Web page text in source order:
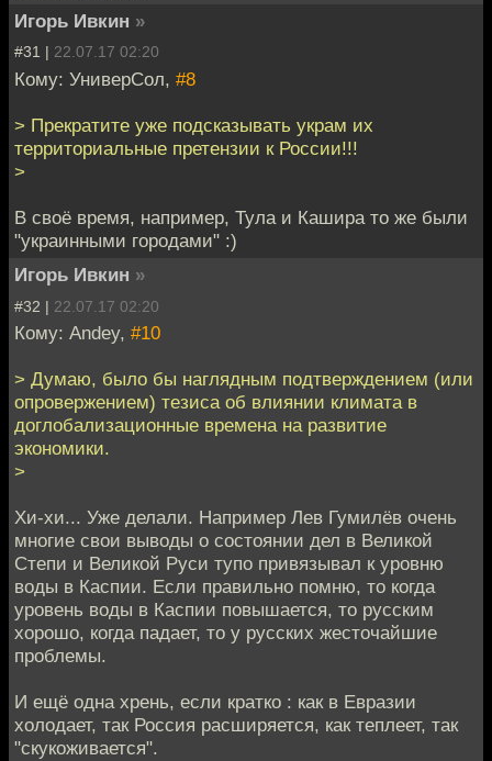
Игорь Ивкин »
#31 | 22.07.17 02:20
Кому: УниверСол, #8
> Прекратите уже подсказывать украм их
территориальные претензии к России!!!
>
В своё время, например, Тула и Кашира то же были
"украинными городами" :)
Игорь Ивкин »
#32 | 22.07.17 02:20
Кому: Andey, #10
> Думаю, было бы наглядным подтверждением (или
опровержением) тезиса об влиянии климата в
доглобализационные времена на развитие
экономики.
>
Хи-хи... Уже делали. Например Лев Гумилёв очень
многие свои выводы о состоянии дел в Великой
Степи и Великой Руси тупо привязывал к уровню
воды в Каспии. Если правильно помню, то когда
уровень воды в Каспии повышается, то русским
хорошо, когда падает, то у русских жесточайшие
проблемы.
И ещё одна хрень, если кратко : как в Евразии
холодает, так Россия расширяется, как теплеет, так
"скукоживается".